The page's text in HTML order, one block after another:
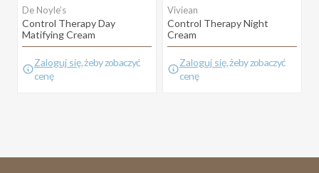
De Noyle’s
Control Therapy Day
Matifying Cream
Zaloguj się, żeby zobaczyć
cenę
Viviean
Control Therapy Night
Cream
Zaloguj się, żeby zobaczyć
cenę